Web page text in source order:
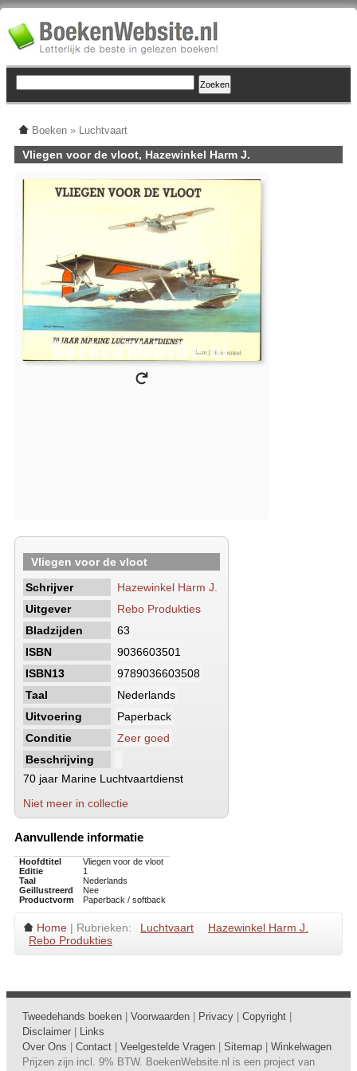
Boeken » Luchtvaart
Vliegen voor de vloot, Hazewinkel Harm J.
Vliegen voor de vloot
Schrijver
Hazewinkel Harm J.
Uitgever
Rebo Produkties
Bladzijden
63
ISBN
9036603501
ISBN13
9789036603508
Taal
Nederlands
Uitvoering
Paperback
Conditie
Zeer goed
Beschrijving
70 jaar Marine Luchtvaartdienst
Niet meer in collectie
Aanvullende informatie
Hoofdtitel
Vliegen voor de vloot
Editie
1
Taal
Nederlands
Geillustreerd
Nee
Productvorm
Paperback / softback
Home | Rubrieken: Luchtvaart
Hazewinkel Harm J.
Rebo Produkties
Tweedehands boeken Voorwaarden Privacy Copyright
Disclaimer
Links
Over Ons
Contact Veelgestelde Vragen Sitemap
Winkelwagen
Prijzen zijn incl. 9% BTW. BoekenWebsite.nl is een project van